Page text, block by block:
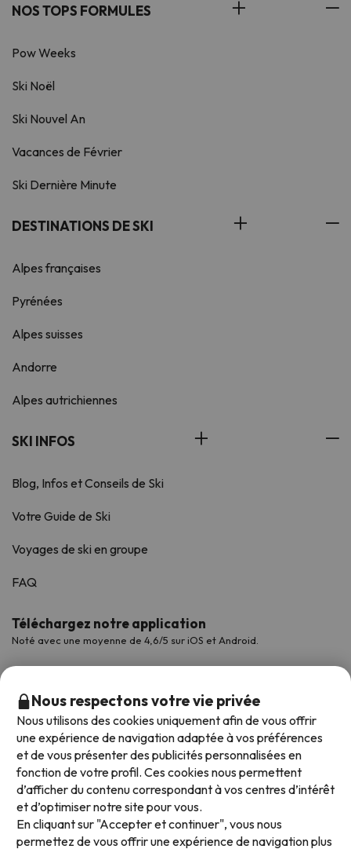
NOS TOPS FORMULES
Pow Weeks
Ski Noël
Ski Nouvel An
Vacances de Février
Ski Dernière Minute
DESTINATIONS DE SKI
Alpes françaises
Pyrénées
Alpes suisses
Andorre
Alpes autrichiennes
SKI INFOS
Blog, Infos et Conseils de Ski
Votre Guide de Ski
Voyages de ski en groupe
FAQ
Téléchargez notre application
Noté avec une moyenne de 4,6/5 sur iOS et Android.
Modes de paiement disponibles
Nous respectons votre vie privée
Nous utilisons des cookies uniquement afin de vous offrir
une expérience de navigation adaptée à vos préférences
et de vous présenter des publicités personnalisées en
fonction de votre profil. Ces cookies nous permettent
d’afficher du contenu correspondant à vos centres d’intérêt
et d’optimiser notre site pour vous.
En cliquant sur "Accepter et continuer", vous nous
permettez de vous offrir une expérience de navigation plus